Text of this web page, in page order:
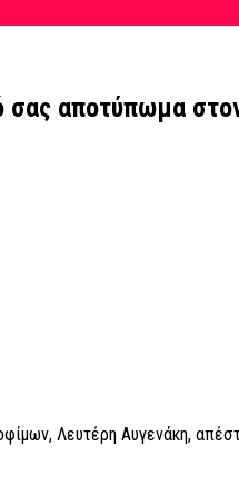
σας αποτύπωμα
Λευτέρη Αυγενάκη,